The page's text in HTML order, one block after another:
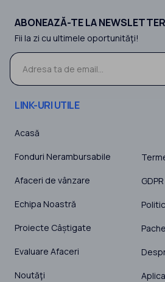
ABONEAZĂ-TE LA NEWSLETTER
Fii la zi cu ultimele oportunităţi!
LINK-URI UTILE
Acasă
Fonduri Nerambursabile
Afaceri de vânzare
Echipa Noastră
Proiecte Câștigate
Evaluare Afaceri
Noutăţi
GDPR